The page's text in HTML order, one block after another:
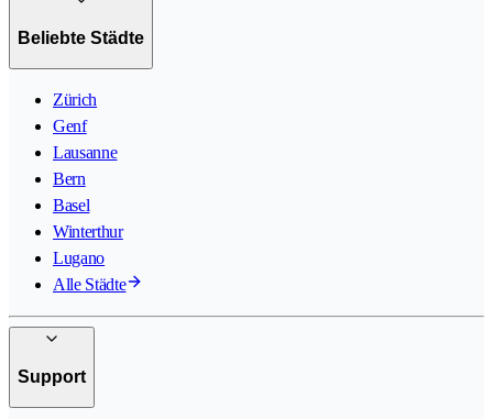
Beliebte Städte
Zürich
Genf
Lausanne
Bern
Basel
Winterthur
Lugano
Alle Städte
Support